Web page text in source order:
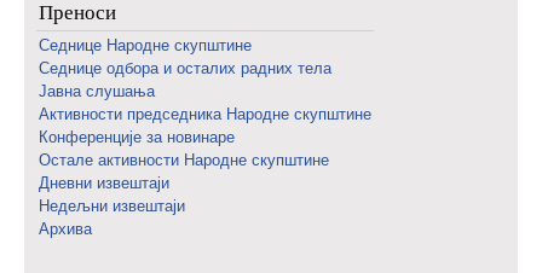
Преноси
Седнице Народне скупштине
Седнице одбора и осталих радних тела
Јавна слушања
Активности председника Народне скупштине
Конференције за новинаре
Oстале активности Народне скупштине
Дневни извештаји
Недељни извештаји
Архива